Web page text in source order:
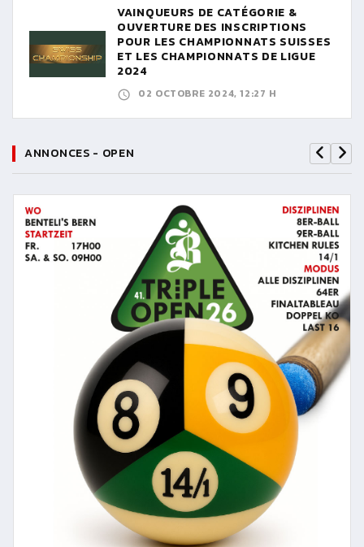
VAINQUEURS DE CATÉGORIE &
OUVERTURE DES INSCRIPTIONS
POUR LES CHAMPIONNATS SUISSES
ET LES CHAMPIONNATS DE LIGUE
2024
02 OCTOBRE 2024, 12:27 H
ANNONCES - OPEN